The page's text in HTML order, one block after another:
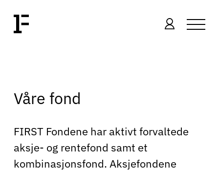
Våre fond
FIRST Fondene har aktivt forvaltede
aksje- og rentefond samt et
kombinasjonsfond. Aksjefondene